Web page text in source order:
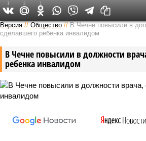
Версия на Кавказе
Версия //Общество //В Чечне повысили в
сделавшего ребенка инвалидом
В Чечне повысили в должности
ребенка инвалидом
1 2 1